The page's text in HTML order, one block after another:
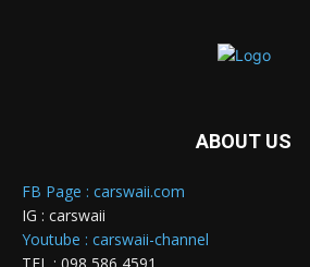
ABOUT US
FB Page : carswaii.com
IG : carswaii
Youtube : carswaii-channel